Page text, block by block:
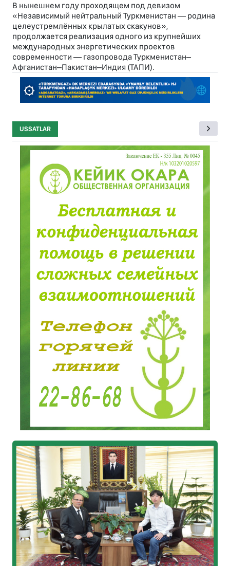
В нынешнем году проходящем под девизом
«Независимый нейтральный Туркменистан — родина
целеустремлённых крылатых скакунов»,
продолжается реализация одного из крупнейших
международных энергетических проектов
современности — газопровода Туркменистан–
Афганистан–Пакистан–Индия (ТАПИ).
USSATLAR